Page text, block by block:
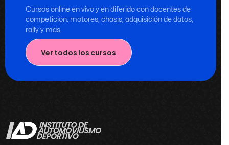
Cursos online en vivo y en diferido con docentes de
competición: motores, chasis, adquisición de datos,
rally y más.
Ver todos los cursos